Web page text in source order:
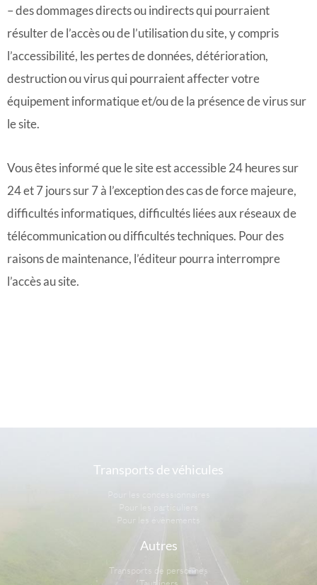
– des dommages directs ou indirects qui pourraient
résulter de l’accès ou de l’utilisation du site, y compris
l’accessibilité, les pertes de données, détérioration,
destruction ou virus qui pourraient affecter votre
équipement informatique et/ou de la présence de virus sur
le site.
Vous êtes informé que le site est accessible 24 heures sur
24 et 7 jours sur 7 à l’exception des cas de force majeure,
difficultés informatiques, difficultés liées aux réseaux de
télécommunication ou difficultés techniques. Pour des
raisons de maintenance, l’éditeur pourra interrompre
l’accès au site.
Transports de véhicules
Pour les particuliers
Pour les évènements
Autres
Transports de personnes